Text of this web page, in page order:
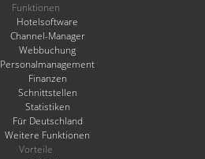
Funktionen
Hotelsoftware
Channel-Manager
Webbuchung
Personalmanagement
Finanzen
Schnittstellen
Statistiken
Für Deutschland
Weitere Funktionen
Vorteile